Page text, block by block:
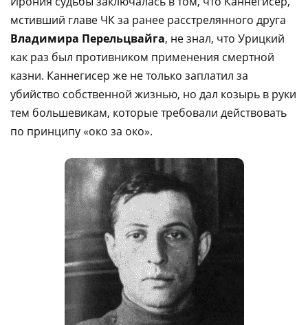
мстивший главе ЧК за ранее расстрелянного друга
Владимира Перельцвайга, не знал, что Урицкий
как раз был противником применения смертной
казни. Каннегисер же не только заплатил за
убийство собственной жизнью, но дал козырь в руки
тем большевикам, которые требовали действовать
по принципу «око за око».